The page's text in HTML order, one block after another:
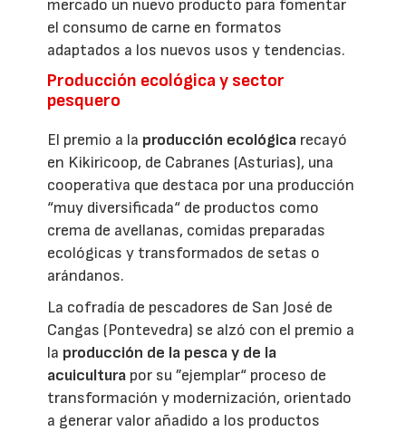
mercado un nuevo producto para fomentar
el consumo de carne en formatos
adaptados a los nuevos usos y tendencias.
Producción ecológica y sector
pesquero
El premio a la producción ecológica recayó
en Kikiricoop, de Cabranes (Asturias), una
cooperativa que destaca por una producción
“muy diversificada“ de productos como
crema de avellanas, comidas preparadas
ecológicas y transformados de setas o
arándanos.
La cofradía de pescadores de San José de
Cangas (Pontevedra) se alzó con el premio a
la producción de la pesca y de la
acuicultura por su ”ejemplar“ proceso de
transformación y modernización, orientado
a generar valor añadido a los productos